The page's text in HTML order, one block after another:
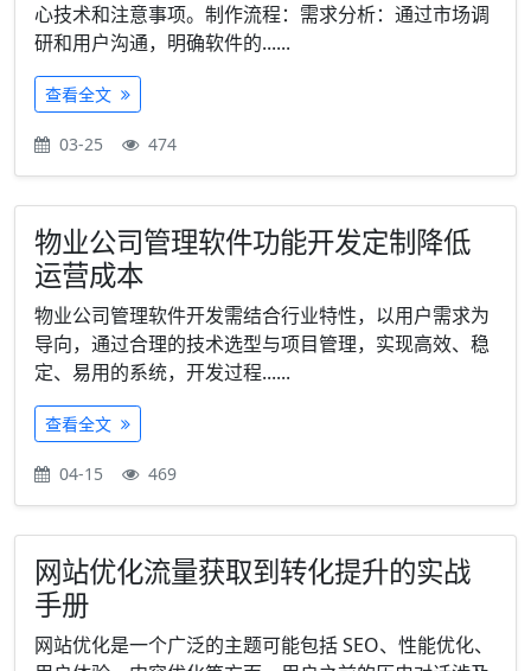
心技术和注意事项。制作流程：需求分析：通过市场调
研和用户沟通，明确软件的......
查看全文
03-25 474
物业公司管理软件功能开发定制降低
运营成本
物业公司管理软件开发需结合行业特性，以用户需求为
导向，通过合理的技术选型与项目管理，实现高效、稳
定、易用的系统，开发过程......
查看全文
04-15 469
网站优化流量获取到转化提升的实战
手册
网站优化是一个广泛的主题可能包括 SEO、性能优化、